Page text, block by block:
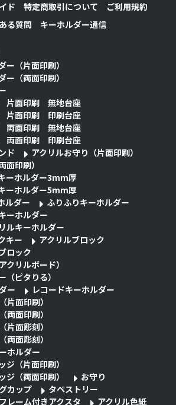
ド 特定商取引について
ご利用規約
る質問 キーホルダー通信
ー（片面印刷）
ー（両面印刷）
片面印刷 無地台座
片面印刷 印刷台座
両面印刷 無地台座
両面印刷 印刷台座
ド
アクリルお守り（片面印刷）
面印刷）
ーホルダー3mm厚
ーホルダー5mm厚
ルダー
ふりふりキーホルダー
ーホルダー
ルキーホルダー
キー
アクリルブロック
ロック
クリルボード）
（ピタりる）
ー
レコードキーホルダー
片面印刷）
両面印刷）
片面彫刻）
両面彫刻）
ホルダー
ジ（片面印刷）
ジ（両面印刷）
お守り
カップ
タペストリー
フレーム付きアクスタ アクリル色紙